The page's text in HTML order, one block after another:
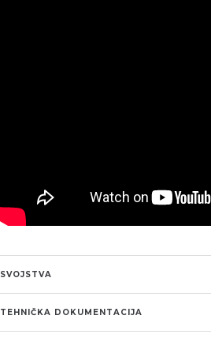
SVOJSTVA
TEHNIČKA DOKUMENTACIJA